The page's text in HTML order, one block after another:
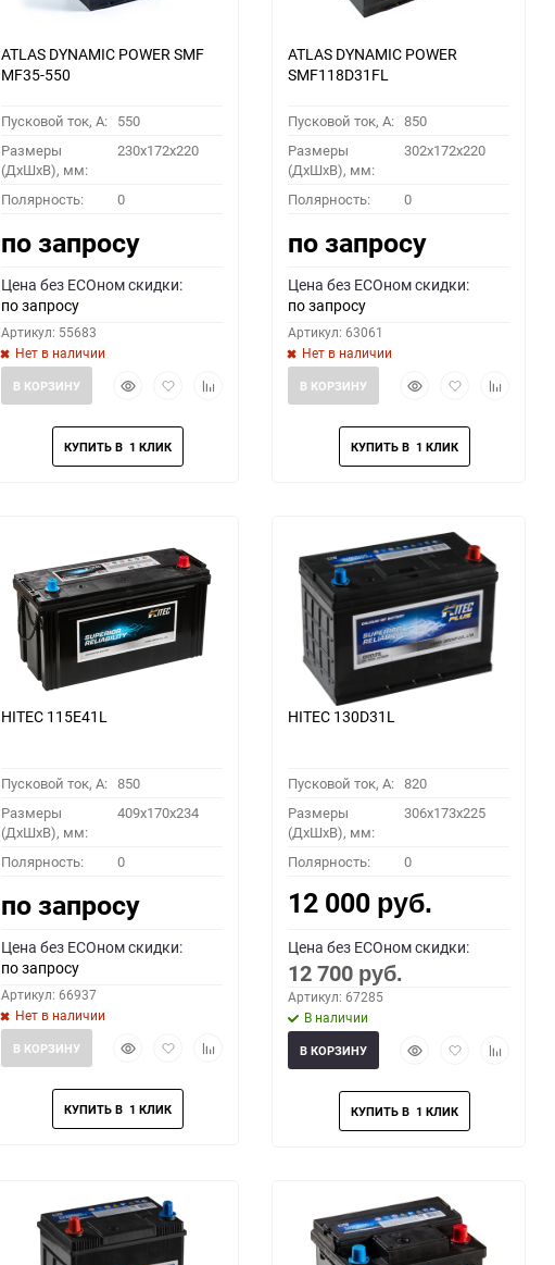
ATLAS DYNAMIC POWER SMF
MF35-550
Пусковой ток, A: 550
Размеры
(ДхШхВ), мм:
230x172x220
Полярность: 0
по запросу
Цена без ECOном скидки:
по запросу
Артикул: 55683
Нет в наличии
БыстрыйДобавить
избранное
Добавить
В КОРЗИНУ
ATLAS DYNAMIC POWER
SMF118D31FL
Пусковой ток, A: 850
Размеры
(ДхШхВ), мм:
302x172x220
Полярность: 0
по запросу
Цена без ECOном скидки:
по запросу
Артикул: 63061
Нет в наличии
БыстрыйДобавить
избранное
Добавить
В КОРЗИНУ
HITEC 115E41L
Пусковой ток, A: 850
Размеры
(ДхШхВ), мм:
409x170x234
Полярность: 0
по запросу
Цена без ECOном скидки:
по запросу
Артикул: 66937
Нет в наличии
БыстрыйДобавить
избранное
Добавить
В КОРЗИНУ
HITEC 130D31L
Пусковой ток, A: 820
Размеры
(ДхШхВ), мм:
306x173x225
Полярность: 0
12 000 руб.
Цена без ECOном скидки:
12 700 руб.
Артикул: 67285
В наличии
БыстрыйДобавить
избранное
Добавить
В КОРЗИНУ